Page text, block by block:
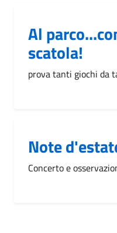
Al
scatola!
prova tanti giochi da
Note
Concerto e